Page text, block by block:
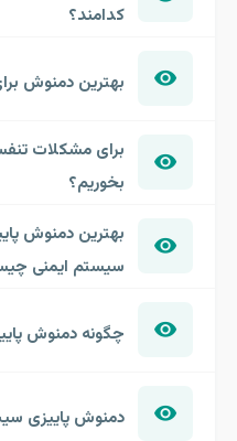
کدامند؟
بهترین دمنوش
برای مشکلات
بخوریم؟
بهترین دمنوش
سیستم ایمنی
چگونه دمنوش
دمنوش پاییزی